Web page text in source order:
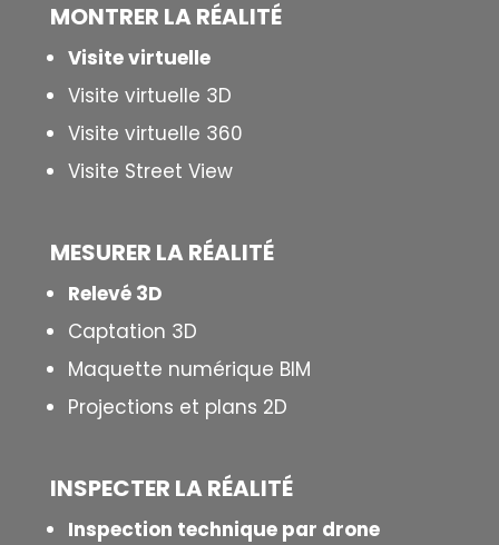
MONTRER LARÉALITÉ
Visite virtuelle
Visite virtuelle 3D
Visite virtuelle 360
Visite Street View
MESURER LARÉALITÉ
Relevé 3D
Captation 3D
Maquette numérique BIM
Projections et plans 2D
INSPECTER LA RÉALITÉ
Inspection technique par drone